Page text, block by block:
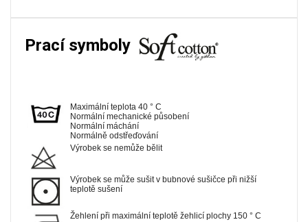
Prací symboly
Maximální teplota 40 ° C
Normální mechanické působení
Normální máchání
Normálně odstřeďování
Výrobek se nemůže bělit
Výrobek se může sušit v bubnové sušičce při nižší
teplotě sušení
Žehlení při maximální teplotě žehlicí plochy 150 ° C